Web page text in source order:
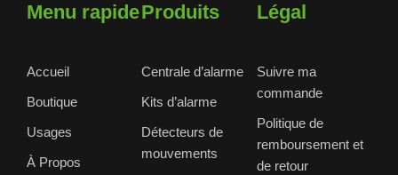
Menu rapide
Accueil
Boutique
Usages
À Propos
Produits
Centrale d’alarme
Kits d’alarme
Détecteurs de
mouvements
Légal
Suivre ma
commande
Politique de
remboursement et
de retour